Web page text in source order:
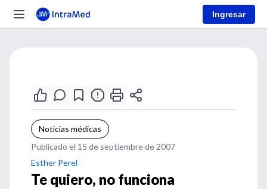
Ingresar
Noticias médicas
Publicado el 15 de septiembre de 2007
Esther Perel
Te quiero, no funciona